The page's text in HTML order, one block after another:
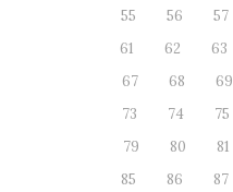
55
56 57
61
62 63
67
68 69
73
74 75
79
80 81
85
86 87